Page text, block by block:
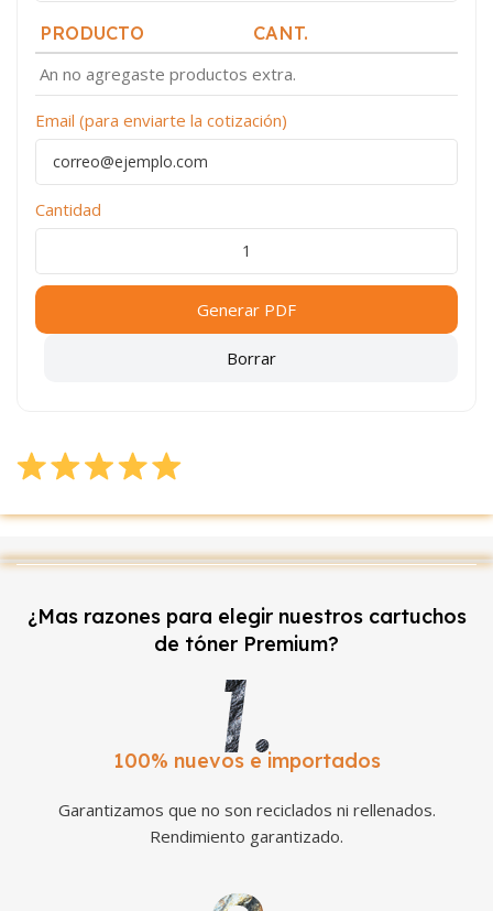
PRODUCTO CANT.
An no agregaste productos extra.
Email (para enviarte la cotización)
Cantidad
Generar PDF
Borrar
¿Mas razones para elegir nuestros cartuchos
de tóner Premium?
100% nuevos e importados
Garantizamos que no son reciclados ni rellenados.
Rendimiento garantizado.